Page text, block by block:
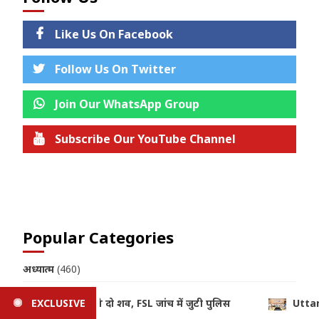
Like Us On Facebook
Follow Us On Twitter
Join Our WhatsApp Group
Subscribe Our YouTube Channel
Popular Categories
अध्यात्म (460)
EXCLUSIVE
Uttarakhand: सीएम धामी ने क्षत्रिय कल्याण समिति की वेबसाइट और